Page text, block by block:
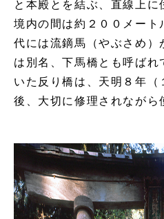
と本殿とを結ぶ、直線上
境内の間は約２００メー
代には流鏑馬（やぶさめ
は別名、下馬橋とも呼ば
いた反り橋は、天明８年
後、大切に修理されながら